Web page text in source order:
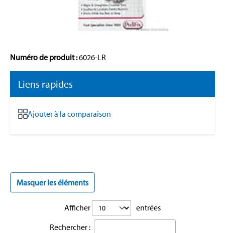
Numéro de produit :6026-LR
Liens rapides
Ajouter à la comparaison
Masquer les éléments
Afficher
entrées
Rechercher :